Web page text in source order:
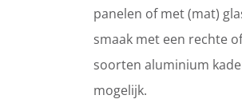
panelen of met (mat)
smaak met een rechte
soorten aluminium
mogelijk.